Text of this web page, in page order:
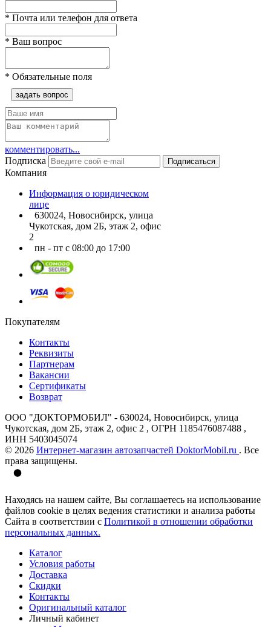
* Почта или телефон для ответа
* Ваш вопрос
* Обязательные поля
задать вопрос
комментировать...
Подписка
Подписаться
Компания
Информация о юридическом
лице
630024, Новосибирск, улица
Чукотская, дом 2Б, этаж 2, офис
2
пн - пт с 08:00 до 17:00
Покупателям
Контакты
Реквизиты
Партнерам
Вакансии
Сертификаты
Возврат
ООО "ДОКТОРМОБИЛ" - 630024, Новосибирск, улица
Чукотская, дом 2Б, этаж 2, офис 2 , ОГРН 1185476087488 ,
ИНН 5403045074
© 2026 Интернет-магазин автозапчастей DoktorMobil.ru . Все
права защищены.
Находясь на нашем сайте, Вы соглашаетесь на использование
файлов cookie в целях ведения статистики и анализа работы
Сайта в соответствии с Политикой в отношении обработки
персональных данных.
Каталог
Условия работы
Доставка
Скидки
Контакты
Оригинальный каталог
Личный кабинет